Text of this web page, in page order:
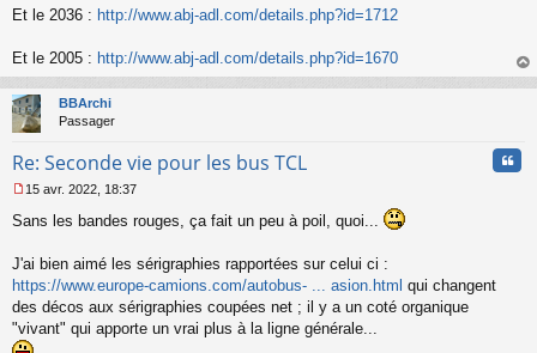
s
e
n
o
n
l
Et le 2036 : http://www.abj-adl.com/details.php?id=1712
Et le 2005 : http://www.abj-adl.com/details.php?id=1670
au
BBArchi
Passager
Re: Seconde vie pour les bus TCL
e
s
a
g
e
n
o
15 avr. 2022, 18:37
Sans les bandes rouges, ça fait un peu à poil, quoi...
J'ai bien aimé les sérigraphies rapportées sur celui ci :
https://www.europe-camions.com/autobus- ... asion.html qui changent
des décos aux sérigraphies coupées net ; il y a un coté organique
"vivant" qui apporte un vrai plus à la ligne générale...